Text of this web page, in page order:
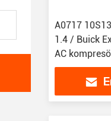
A0717
1.4 / Buick
AC